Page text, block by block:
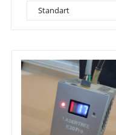
Standart